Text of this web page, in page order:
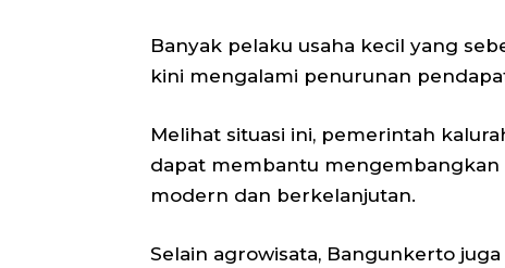
Banyak pelaku usaha kecil yang
kini mengalami penurunan
Melihat situasi ini, pemerintah
dapat membantu mengembangkan
modern dan berkelanjutan.
Selain agrowisata, Bangunkerto